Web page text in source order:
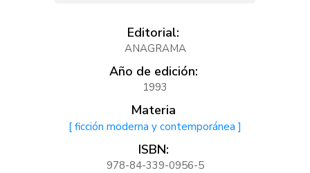
Editorial:
ANAGRAMA
Año de edición:
1993
Materia
[ ficción moderna y contemporánea ]
ISBN:
978-84-339-0956-5